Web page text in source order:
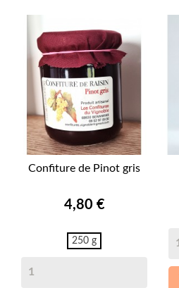
Confiture de Pinot gris
Prix
4,80 €
250 g